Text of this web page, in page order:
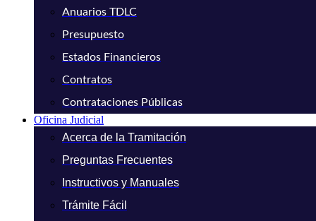
Anuarios TDLC
Presupuesto
Estados Financieros
Contratos
Contrataciones Públicas
Oficina Judicial
Acerca de la Tramitación
Preguntas Frecuentes
Instructivos y Manuales
Trámite Fácil